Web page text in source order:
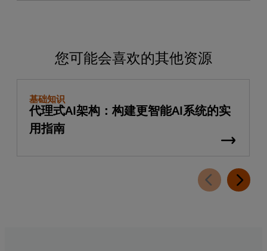
您可能会喜欢的其他资源
基础知识
代理式AI架构：构建更智能AI系统的实
用指南